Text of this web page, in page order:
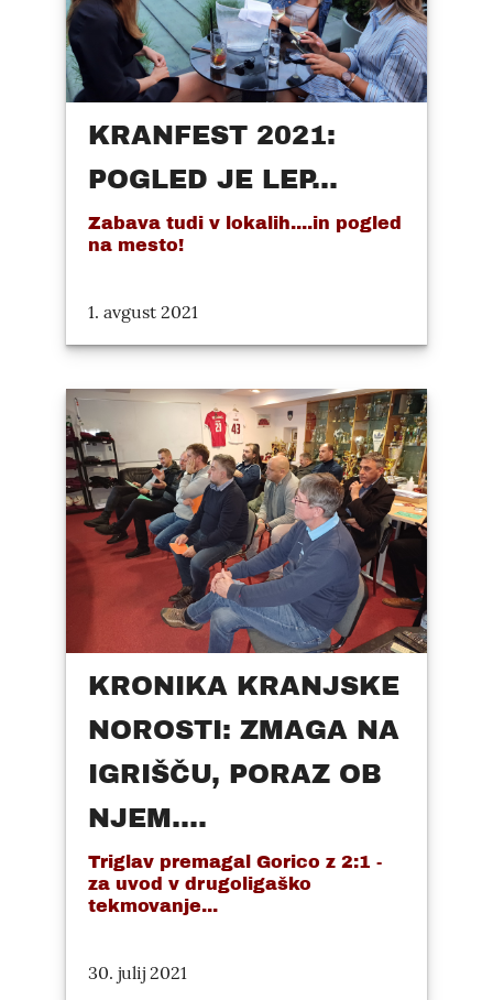
KRANFEST 2021:
POGLED JE LEP...
Zabava tudi v lokalih....in pogled
na mesto!
1. avgust 2021
KRONIKA KRANJSKE
NOROSTI: ZMAGA NA
IGRIŠČU, PORAZ OB
NJEM....
Triglav premagal Gorico z 2:1 -
za uvod v drugoligaško
tekmovanje...
30. julij 2021